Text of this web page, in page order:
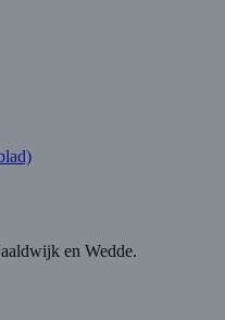
en Wedde.